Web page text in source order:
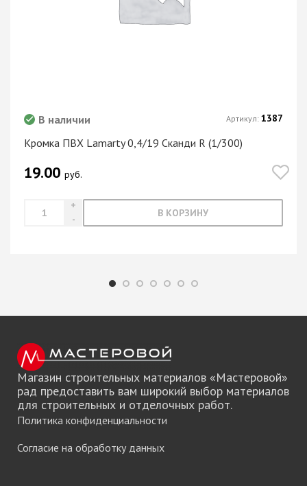
Кромка ПВХ Lamarty 0,4/19 Сканди R (1/300)
В наличии
19.00 руб.
В КОРЗИНУ
Артикул: 1387
Магазин строительных материалов «Мастеровой»
рад предоставить вам широкий выбор материалов
для строительных и отделочных работ.
Политика конфиденциальности
Согласие на обработку данных